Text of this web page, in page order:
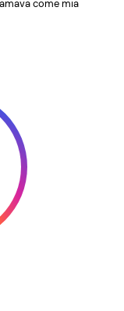
come mia